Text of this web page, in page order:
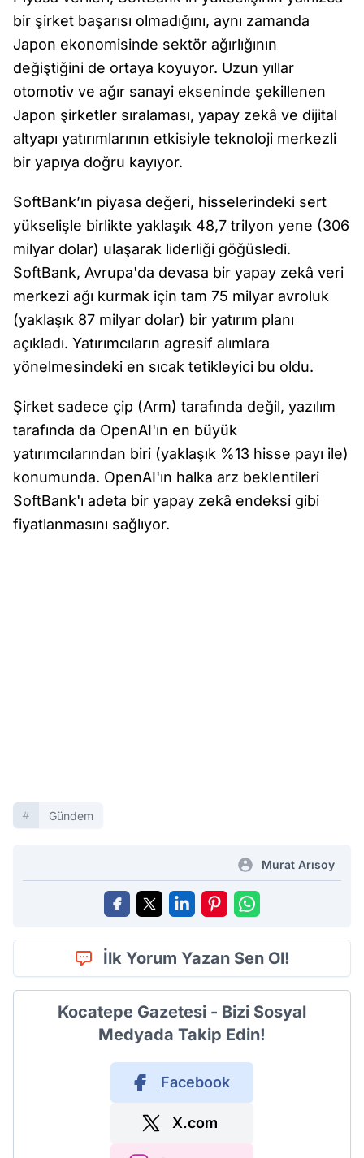
bir şirket başarısı olmadığını, aynı zamanda
Japon ekonomisinde sektör ağırlığının
değiştiğini de ortaya koyuyor. Uzun yıllar
otomotiv ve ağır sanayi ekseninde şekillenen
Japon şirketler sıralaması, yapay zekâ ve dijital
altyapı yatırımlarının etkisiyle teknoloji merkezli
bir yapıya doğru kayıyor.
SoftBank’ın piyasa değeri, hisselerindeki sert
yükselişle birlikte yaklaşık 48,7 trilyon yene (306
milyar dolar) ulaşarak liderliği göğüsledi.
SoftBank, Avrupa'da devasa bir yapay zekâ veri
merkezi ağı kurmak için tam 75 milyar avroluk
(yaklaşık 87 milyar dolar) bir yatırım planı
açıkladı. Yatırımcıların agresif alımlara
yönelmesindeki en sıcak tetikleyici bu oldu.
Şirket sadece çip (Arm) tarafında değil, yazılım
tarafında da OpenAI'ın en büyük
yatırımcılarından biri (yaklaşık %13 hisse payı ile)
konumunda. OpenAI'ın halka arz beklentileri
SoftBank'ı adeta bir yapay zekâ endeksi gibi
fiyatlanmasını sağlıyor.
Gündem
Murat Arısoy
İlk Yorum Yazan Sen Ol!
Kocatepe Gazetesi - Bizi Sosyal
Medyada Takip Edin!
Facebook
X.com